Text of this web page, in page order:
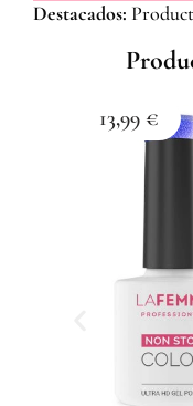
Destacados:
13,99 €